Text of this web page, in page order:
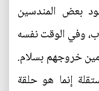
بعض المندسين
وفي الوقت نفسه
خروجهم بسلام.
إنما هو حلقة